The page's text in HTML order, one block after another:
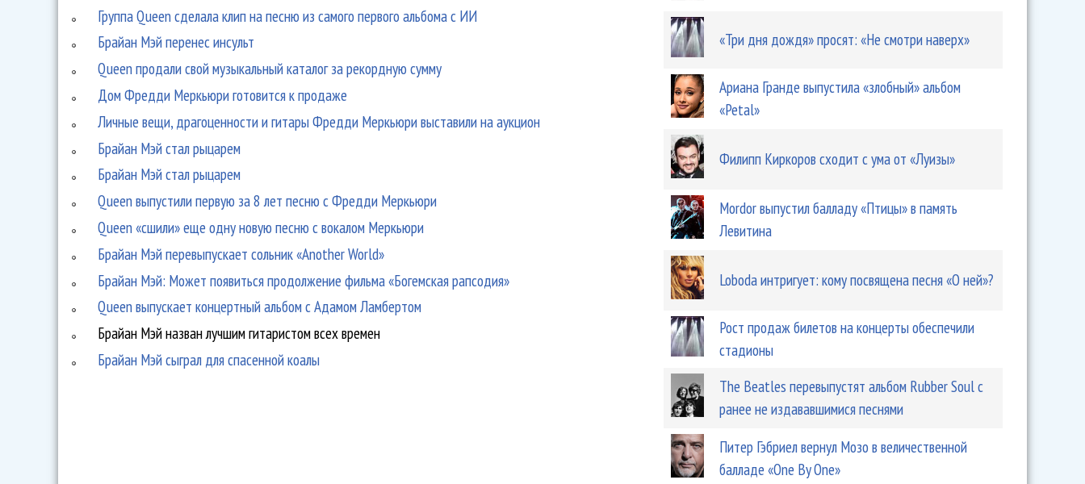
Группа Queen сделала клип на песню из самого первого альбома с ИИ
Брайан Мэй перенес инсульт
Queen продали свой музыкальный каталог за рекордную сумму
Дом Фредди Меркьюри готовится к продаже
Личные вещи, драгоценности и гитары Фредди Меркьюри выставили на аукцион
Брайан Мэй стал рыцарем
Брайан Мэй стал рыцарем
Queen выпустили первую за 8 лет песню с Фредди Меркьюри
Queen «сшили» еще одну новую песню с вокалом Меркьюри
Брайан Мэй перевыпускает сольник «Another World»
Брайан Мэй: Может появиться продолжение фильма «Богемская рапсодия»
Queen выпускает концертный альбом с Адамом Ламбертом
Брайан Мэй назван лучшим гитаристом всех времен
Брайан Мэй сыграл для спасенной коалы
«Три дня дождя» просят: «Не смотри наверх»
Ариана Гранде выпустила «злобный» альбом
«Petal»
Филипп Киркоров сходит с ума от «Луизы»
Mordor выпустил балладу «Птицы» в память
Левитина
Loboda интригует: кому посвящена песня «О ней»?
Рост продаж билетов на концерты обеспечили
стадионы
The Beatles перевыпустят альбом Rubber Soul с
ранее не издававшимися песнями
Питер Гэбриел вернул Мозо в величественной
балладе «One By One»